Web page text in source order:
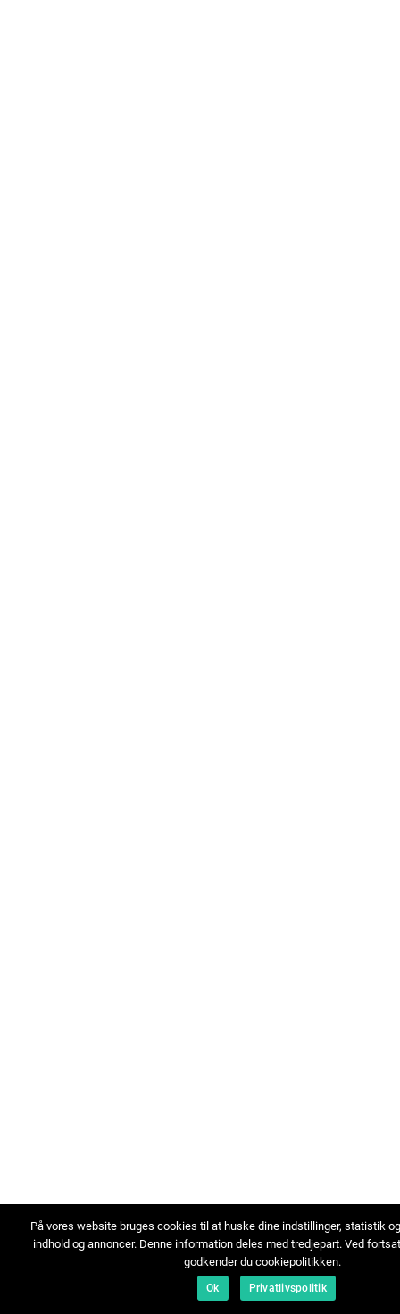
På vores website bruges cookies til at huske dine indstillinger, statistik
indhold og annoncer. Denne information deles med tredjepart. Ved
godkender du cookiepolitikken.
Ok Privatlivspolitik